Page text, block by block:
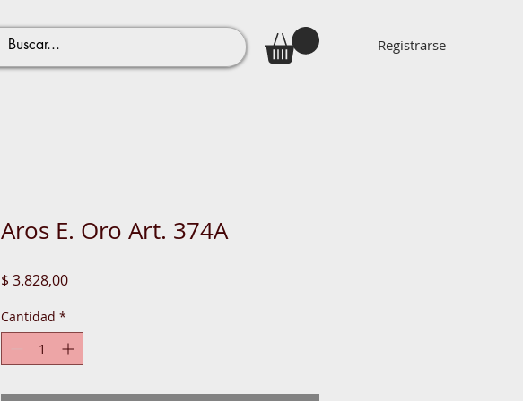
Registrarse
Aros E. Oro Art. 374A
$ 3.828,00Precio
Cantidad *